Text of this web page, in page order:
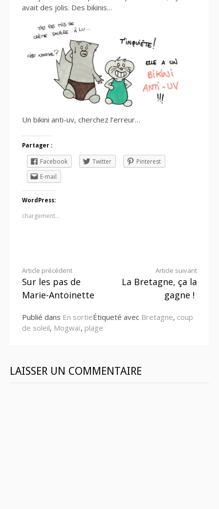
avait des jolis. Des bikinis…
Un bikini anti-uv, cherchez l’erreur…
Partager :
Facebook Twitter
Pinterest
E-mail
WordPress:
chargement…
Lire
la
Article précédent
Sur les pas de
Marie-Antoinette
Article suivant
La Bretagne, ça la
gagne !
Publié dans En sortieÉtiqueté avec Bretagne, coup
de soleil, Mogwaï, plage
LAISSER UN COMMENTAIRE